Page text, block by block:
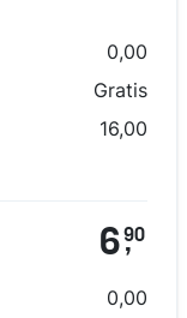
0,00
Gratis
16,00
6,
90
0,00